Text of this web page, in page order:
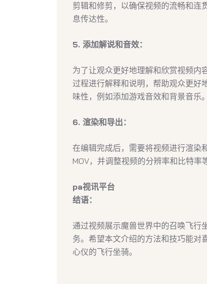
剪辑和修剪，以确保视频的流畅和连
息传达性。
5. 添加解说和音效：
为了让观众更好地理解和欣赏视频内
过程进行解释和说明，帮助观众更好
味性，例如添加游戏音效和背景音乐。
6. 渲染和导出：
在编辑完成后，需要将视频进行渲染
MOV，并调整视频的分辨率和比特率
pa视讯平台
结语：
通过视频展示魔兽世界中的召唤飞行
务。希望本文介绍的方法和技巧能对
心仪的飞行坐骑。